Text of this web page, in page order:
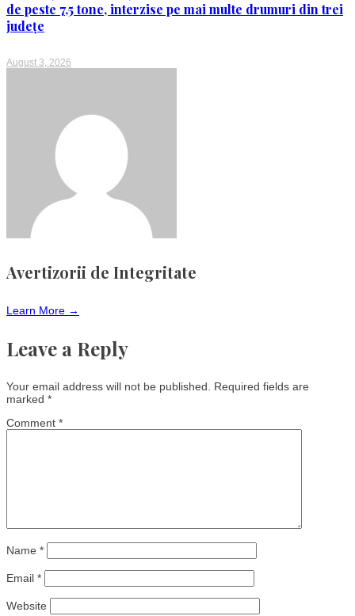
de peste 7,5 tone, interzise pe mai multe drumuri din trei
județe
August 3, 2026
Avertizorii de Integritate
Learn More →
Leave a Reply
Your email address will not be published.
Required fields are
marked *
Comment *
Name *
Email *
Website